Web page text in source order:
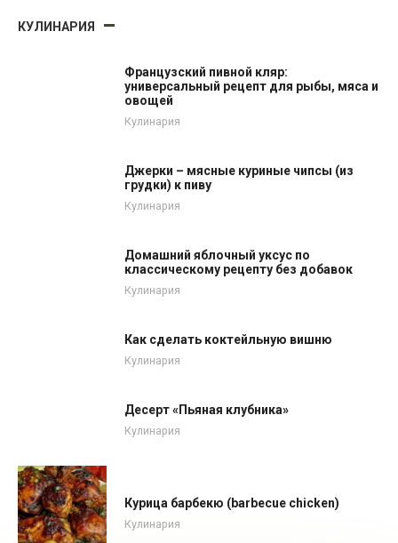
КУЛИНАРИЯ
Французский пивной кляр:
универсальный рецепт для рыбы, мяса и
овощей
Кулинария
Джерки – мясные куриные чипсы (из
грудки) к пиву
Кулинария
Домашний яблочный уксус по
классическому рецепту без добавок
Кулинария
Как сделать коктейльную вишню
Кулинария
Десерт «Пьяная клубника»
Кулинария
Курица барбекю (barbecue chicken)
Кулинария